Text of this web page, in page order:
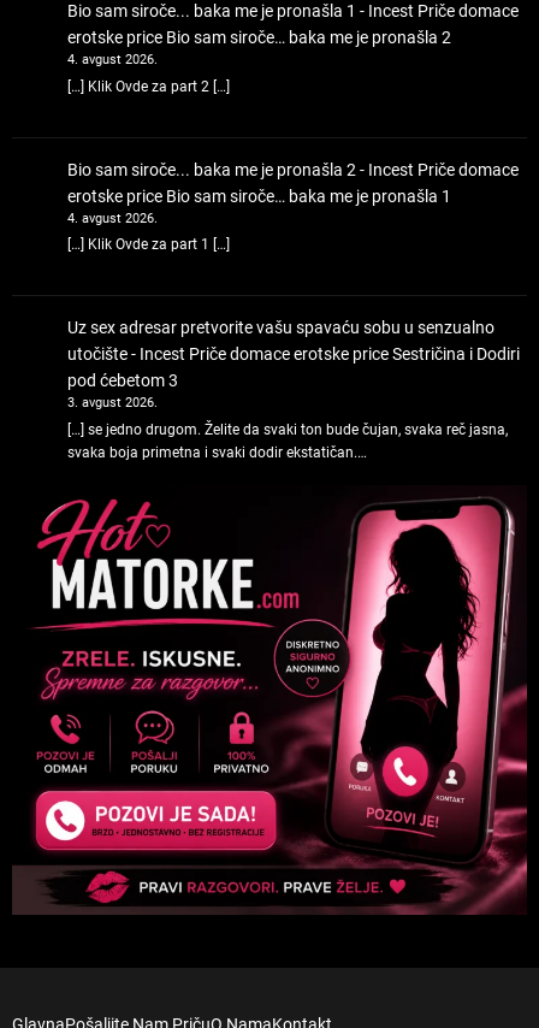
Bio sam siroče... baka me je pronašla 1 - Incest Priče domace
erotske price Bio sam siroče… baka me je pronašla 2
4. avgust 2026.
[…] Klik Ovde za part 2 […]
Bio sam siroče... baka me je pronašla 2 - Incest Priče domace
erotske price Bio sam siroče… baka me je pronašla 1
4. avgust 2026.
[…] Klik Ovde za part 1 […]
Uz sex adresar pretvorite vašu spavaću sobu u senzualno
utočište - Incest Priče domace erotske price Sestričina i Dodiri
pod ćebetom 3
3. avgust 2026.
[…] se jedno drugom. Želite da svaki ton bude čujan, svaka reč jasna,
svaka boja primetna i svaki dodir ekstatičan.…